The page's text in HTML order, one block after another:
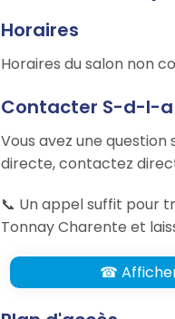
Horaires
Horaires du salon non
Contacter S-d-l-a
Vous avez une
directe, contactez
📞 Un appel suffit pour
Tonnay Charente et
☎